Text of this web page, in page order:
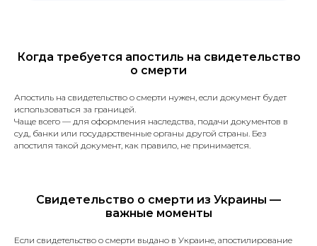
Когда требуется апостиль на свидетельство
о смерти
Апостиль на свидетельство о смерти нужен, если документ будет
использоваться за границей.
Чаще всего — для оформления наследства, подачи документов в
суд, банки или государственные органы другой страны. Без
апостиля такой документ, как правило, не принимается.
Свидетельство о смерти из Украины —
важные моменты
Если свидетельство о смерти выдано в Украине, апостилирование
Медицинские справки
и справки.
Лицензии и сертификаты.
Документы, необходимые для
подачи в миграционный отдел
гражданства и другие).
Страховой полис.